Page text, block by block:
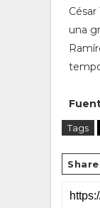
una
Tags